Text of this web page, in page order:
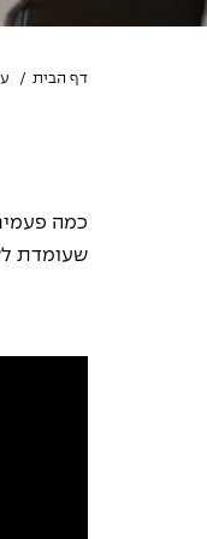
דף הבית
כמה
שעומדת